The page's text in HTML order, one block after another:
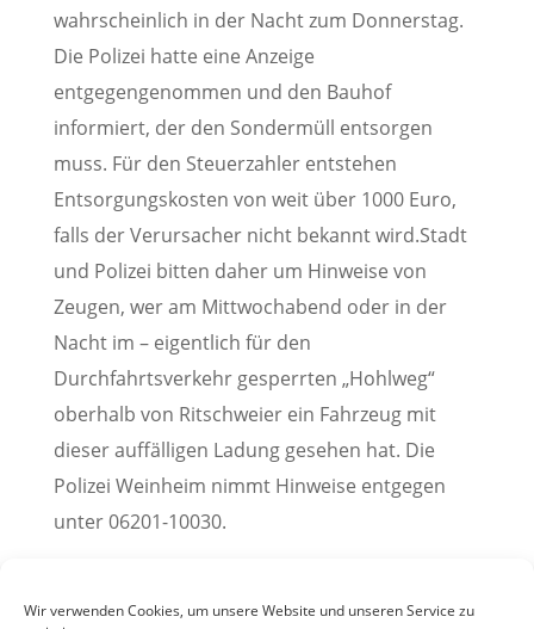
Wir verwenden Cookies, um unsere Website und unseren Service zu
wahrscheinlich in der Nacht zum Donnerstag.
Die Polizei hatte eine Anzeige
entgegengenommen und den Bauhof
informiert, der den Sondermüll entsorgen
muss. Für den Steuerzahler entstehen
Entsorgungskosten von weit über 1000 Euro,
falls der Verursacher nicht bekannt wird.Stadt
und Polizei bitten daher um Hinweise von
Zeugen, wer am Mittwochabend oder in der
Nacht im – eigentlich für den
Durchfahrtsverkehr gesperrten „Hohlweg“
oberhalb von Ritschweier ein Fahrzeug mit
dieser auffälligen Ladung gesehen hat. Die
Polizei Weinheim nimmt Hinweise entgegen
unter 06201-10030.
2024